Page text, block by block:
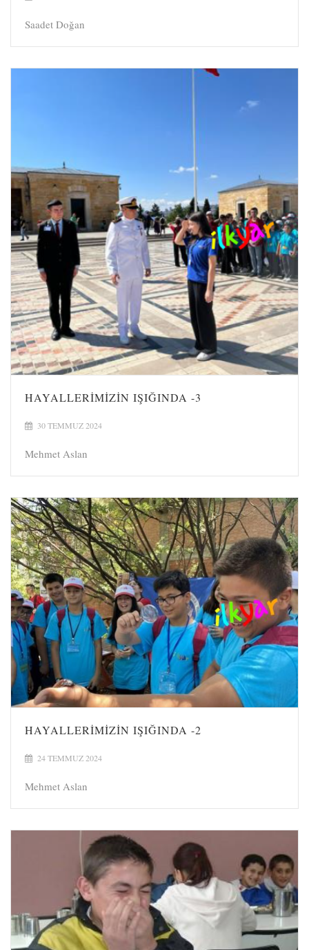
Saadet Doğan
HAYALLERIMIZIN IŞIĞINDA -3
30 TEMMUZ 2024
Mehmet Aslan
HAYALLERIMIZIN IŞIĞINDA -2
24 TEMMUZ 2024
Mehmet Aslan